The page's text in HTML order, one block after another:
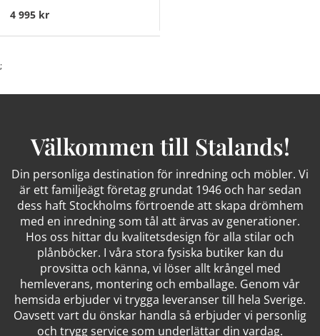
4 995 kr
;
Välkommen till Stalands!
Din personliga destination för inredning och möbler. Vi
är ett familjeägt företag grundat 1946 och har sedan
dess haft Stockholms förtroende att skapa drömhem
med en inredning som tål att ärvas av generationer.
Hos oss hittar du kvalitetsdesign för alla stilar och
plånböcker. I våra stora fysiska butiker kan du
provsitta och känna, vi löser allt krångel med
hemleverans, montering och emballage. Genom vår
hemsida erbjuder vi trygga leveranser till hela Sverige.
Oavsett vart du önskar handla så erbjuder vi personlig
och trygg service som underlättar din vardag.